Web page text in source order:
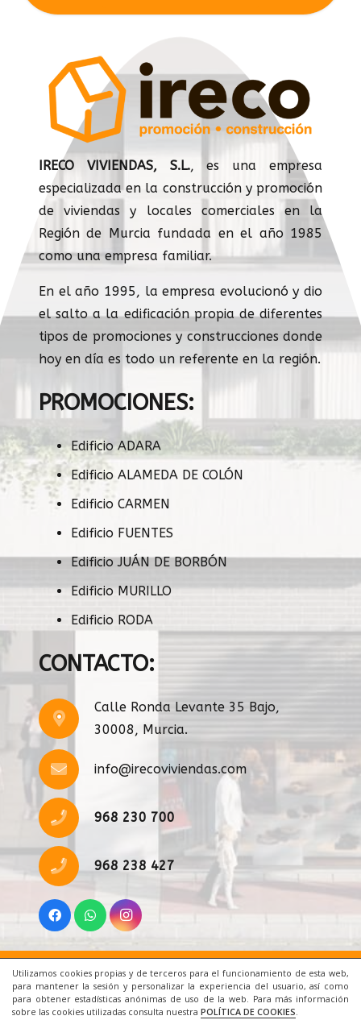
Utilizamos cookies propias y de terceros para el funcionamiento de esta web,
para mantener la sesión y personalizar la experiencia del usuario, así como
para obtener estadísticas anónimas de uso de la web. Para más información
sobre las cookies utilizadas consulta nuestra POLÍTICA DE COOKIES.
IRECO VIVIENDAS, S.L., es una empresa
especializada en la construcción y promoción
de viviendas y locales comerciales en la
Región de Murcia fundada en el año 1985
como una empresa familiar.
En el año 1995, la empresa evolucionó y dio
el salto a la edificación propia de diferentes
tipos de promociones y construcciones donde
hoy en día es todo un referente en la región.
PROMOCIONES:
Edificio ADARA
Edificio ALAMEDA DE COLÓN
Edificio CARMEN
Edificio FUENTES
Edificio JUÁN DE BORBÓN
Edificio MURILLO
Edificio RODA
CONTACTO:
Calle Ronda Levante 35 Bajo,
30008, Murcia.
info@irecoviviendas.com
968 230 700
968 238 427
Inicio|Aviso Legal|Cookies|Contacto
© 2021 Todos los derechos reservados. Una web